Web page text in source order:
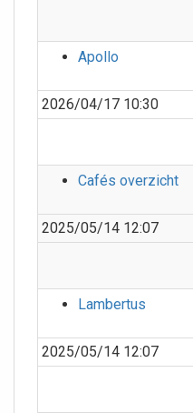
Apollo
2026/04/17 10:30
Cafés overzicht
2025/05/14 12:07
Lambertus
2025/05/14 12:07